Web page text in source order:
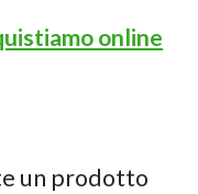
online
un prodotto